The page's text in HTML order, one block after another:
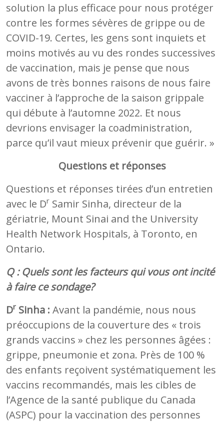
solution la plus efficace pour nous protéger
contre les formes sévères de grippe ou de
COVID-19. Certes, les gens sont inquiets et
moins motivés au vu des rondes successives
de vaccination, mais je pense que nous
avons de très bonnes raisons de nous faire
vacciner à l’approche de la saison grippale
qui débute à l’automne 2022. Et nous
devrions envisager la coadministration,
parce qu’il vaut mieux prévenir que guérir. »
Questions et réponses
Questions et réponses tirées d’un entretien
avec le Dr Samir Sinha, directeur de la
gériatrie, Mount Sinai and the University
Health Network Hospitals, à Toronto, en
Ontario.
Q : Quels sont les facteurs qui vous ont incité
à faire ce sondage?
Dr Sinha : Avant la pandémie, nous nous
préoccupions de la couverture des « trois
grands vaccins » chez les personnes âgées :
grippe, pneumonie et zona. Près de 100 %
des enfants reçoivent systématiquement les
vaccins recommandés, mais les cibles de
l’Agence de la santé publique du Canada
(ASPC) pour la vaccination des personnes